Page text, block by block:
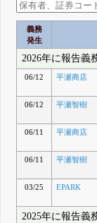
義務
発生
2026年に報告義
06/12 平瀬商店
06/12
平瀬智樹
06/11 平瀬商店
06/11
平瀬智樹
03/25
EPARK
2025年に報告義